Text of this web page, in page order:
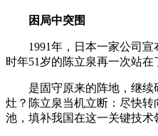
困局中突围
1991年，日本一家公司宣
时年51岁的陈立泉再一次站在
是固守原来的阵地，继
灶？陈立泉当机立断：尽快
池，填补我国在这一关键技术